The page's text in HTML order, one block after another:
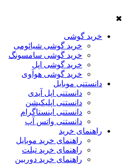
✖
خرید گوشی
خرید گوشی شیائومی
خرید گوشی سامسونگ
خرید گوشی اپل
خرید گوشی هوآوی
دانستنی موبایل
دانستنی اپل آیدی
دانستنی اپلیکیشن
دانستنی اینستاگرام
دانستنی واتس آپ
راهنمای خرید
راهنمای خرید موبایل
راهنمای خرید تبلت
راهنمای خرید دوربین